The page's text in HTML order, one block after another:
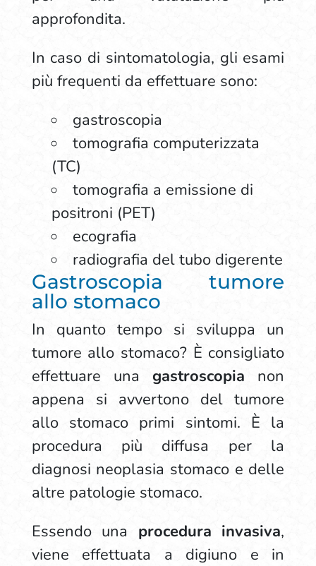
approfondita.
In caso di sintomatologia, gli esami
più frequenti da effettuare sono:
gastroscopia
tomografia computerizzata
(TC)
tomografia a emissione di
positroni (PET)
ecografia
radiografia del tubo digerente
Gastroscopia tumore
allo stomaco
In quanto tempo si sviluppa un
tumore allo stomaco? È consigliato
effettuare unagastroscopia non
appena si avvertono del tumore
allo stomaco primi sintomi. È la
procedura più diffusa per la
diagnosi neoplasia stomaco e delle
altre patologie stomaco.
Essendo una procedura invasiva,
viene effettuata a digiuno e in